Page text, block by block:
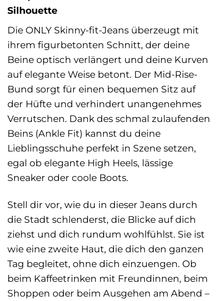
Silhouette
Die ONLY Skinny-fit-Jeans überzeugt mit
ihrem figurbetonten Schnitt, der deine
Beine optisch verlängert und deine Kurven
auf elegante Weise betont. Der Mid-Rise-
Bund sorgt für einen bequemen Sitz auf
der Hüfte und verhindert unangenehmes
Verrutschen. Dank des schmal zulaufenden
Beins (Ankle Fit) kannst du deine
Lieblingsschuhe perfekt in Szene setzen,
egal ob elegante High Heels, lässige
Sneaker oder coole Boots.
Stell dir vor, wie du in dieser Jeans durch
die Stadt schlenderst, die Blicke auf dich
ziehst und dich rundum wohlfühlst. Sie ist
wie eine zweite Haut, die dich den ganzen
Tag begleitet, ohne dich einzuengen. Ob
beim Kaffeetrinken mit Freundinnen, beim
Shoppen oder beim Ausgehen am Abend –